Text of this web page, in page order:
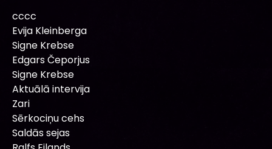
cccc
Evija Kleinberga
Signe Krebse
Edgars Čeporjus
Signe Krebse
Aktuālā intervija
Zari
Sērkociņu cehs
Saldās sejas